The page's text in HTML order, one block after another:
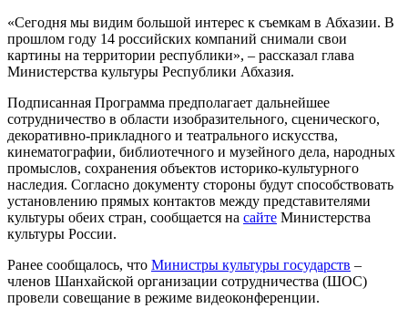
«Сегодня мы видим большой интерес к съемкам в Абхазии. В
прошлом году 14 российских компаний снимали свои
картины на территории республики», – рассказал глава
Министерства культуры Республики Абхазия.
Подписанная Программа предполагает дальнейшее
сотрудничество в области изобразительного, сценического,
декоративно-прикладного и театрального искусства,
кинематографии, библиотечного и музейного дела, народных
промыслов, сохранения объектов историко-культурного
наследия. Согласно документу стороны будут способствовать
установлению прямых контактов между представителями
культуры обеих стран, сообщается на сайте Министерства
культуры России.
Ранее сообщалось, что Министры культуры государств –
членов Шанхайской организации сотрудничества (ШОС)
провели совещание в режиме видеоконференции.